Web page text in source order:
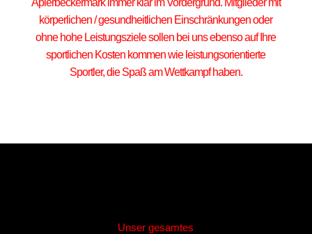
körperlichen / gesundheitlichen Einschränkungen oder
ohne hohe Leistungsziele sollen bei uns ebenso auf Ihre
sportlichen Kosten kommen wie leistungsorientierte
Sportler, die Spaß am Wettkampf haben.
Unser gesamtes